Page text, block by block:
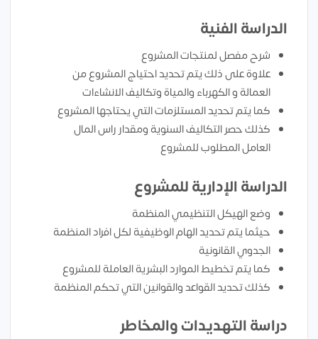
الدراسة الفنية
شرح مفصل لمنتجات المشروع
علاوة على ذلك يتم تحديد احتياج المشروع من
العمالة و الكهرباء والمياة وتكاليف الانشاءات
كما يتم تحديد المستلزمات التي يحتاجها المشروع
كذلك حصر التكاليف السنوية ومقدار راس المال
العامل المطلوب للمشروع
الدراسة الإدارية للمشروع
وضع الهيكل التنظيمي المنظمة
حيثما يتم تحديد الهام الوظيفية لكل افراد المنظمة
الجدوي القانونية
كما يتم تخطيط الموارد البشرية العاملة للمشروع
كذلك تحديد القواعد والقوانين التي تحكم المنظمة
دراسة التهديدات والمخاطر